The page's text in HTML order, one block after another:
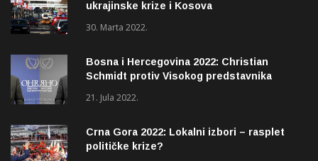
ukrajinske krize i Kosova
30. Marta 2022.
Bosna i Hercegovina 2022: Christian
Schmidt protiv Visokog predstavnika
21. Jula 2022.
Crna Gora 2022: Lokalni izbori – rasplet
političke krize?